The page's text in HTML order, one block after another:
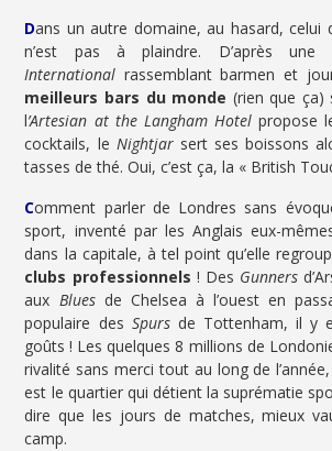
Dans un autre domaine, au hasard, celui
n’est pas à plaindre. D’après
International rassemblant barmen et
meilleurs bars du monde (rien que ça)
l’Artesian at the Langham Hotelpropose
cocktails, le Nightjarsert ses boissons
tasses de thé. Oui, c’est ça, la « British
Comment parler de Londres sans
sport, inventé par les Anglais eux-
dans la capitale, à tel point qu’elle
clubs professionnels ! Des Gunners
aux Bluesde Chelsea à l’ouest en
populaire des Spursde Tottenham, il y
goûts ! Les quelques 8 millions de
rivalité sans merci tout au long de
est le quartier qui détient la suprématie
dire que les jours de matches, mieux
camp.